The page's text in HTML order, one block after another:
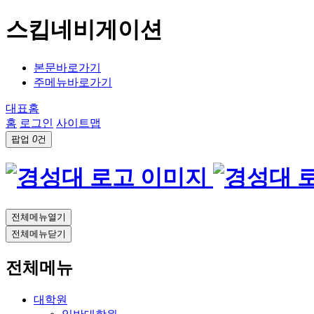
스킵네비게이션
본문바로가기
주메뉴바로가기
대표홈
홈 로그인 사이트맵
팝업 0건
전체메뉴열기
전체메뉴닫기
전체메뉴
대학원